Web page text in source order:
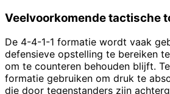
Veelvoorkomende tactische
De 4-4-1-1 formatie wordt vaak
defensieve opstelling te bereiken
om te counteren behouden blijft.
formatie gebruiken om druk te
die door tegenstanders zijn